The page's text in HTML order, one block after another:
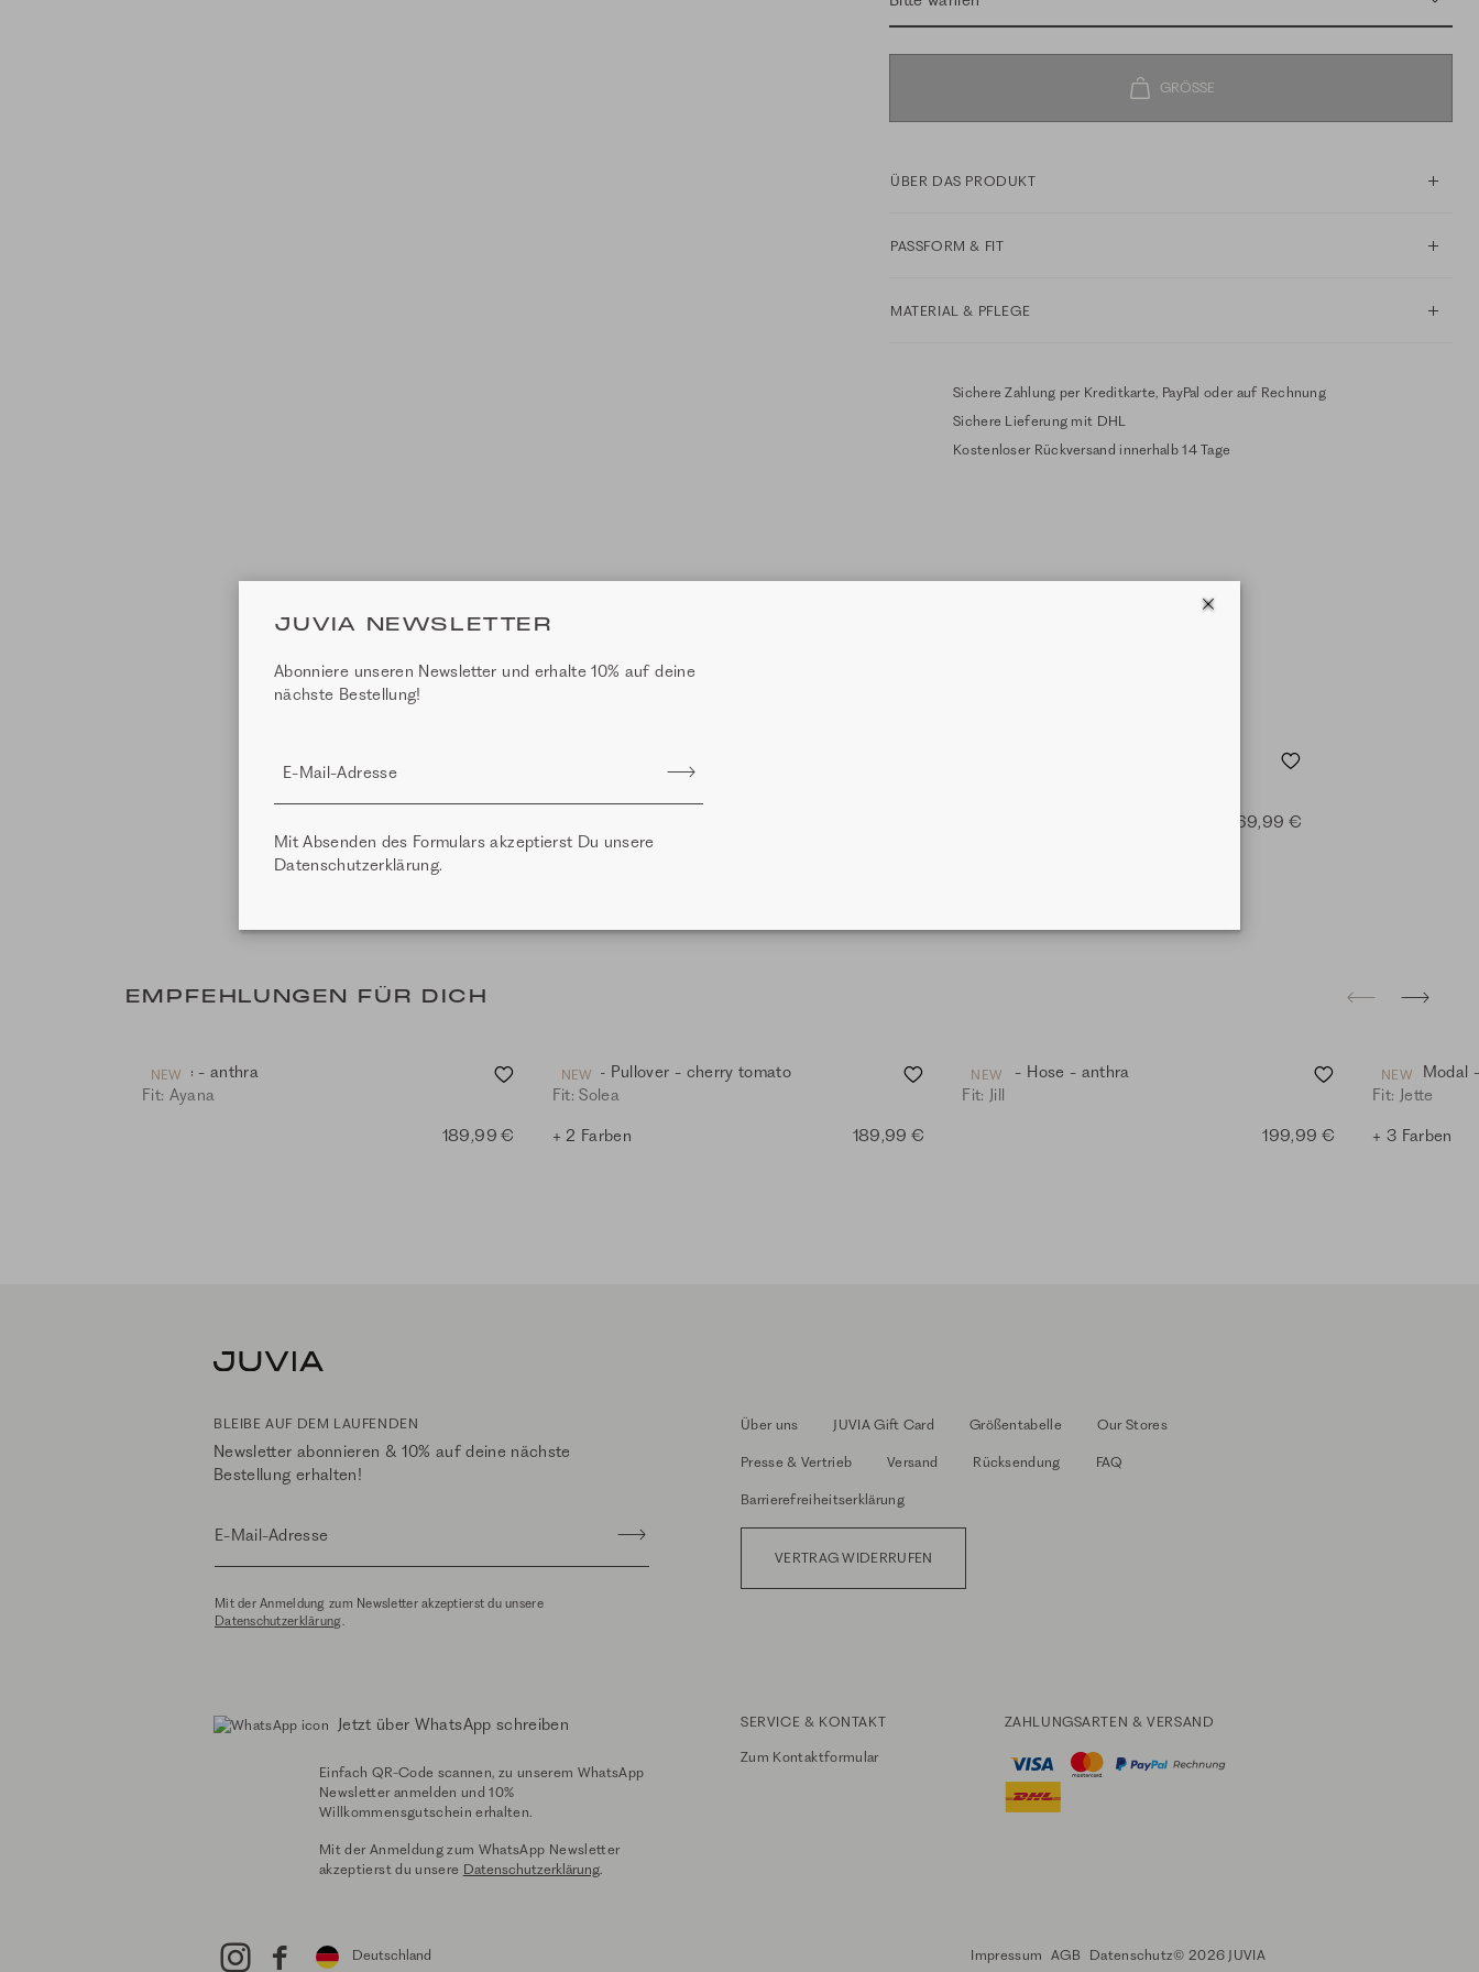
ÜBER DAS PRODUKT
PASSFORM & FIT
MATERIAL & PFLEGE
Sichere Zahlung per Kreditkarte, PayPal oder auf Rechnung
Sichere Lieferung mit DHL
Kostenloser Rückversand innerhalb 14 Tage
169,99 €
EMPFEHLUNGEN FÜR DICH
NEW
Hoodie - anthra
Fit: Ayana
189,99 €
NEW
Strick - Pullover - cherry tomato
Fit: Solea
+ 2 Farben 189,99 €
NEW
Denim - Hose - anthra
Fit: Jill
199,99 €
NEW
Jersey
Fit: Jette
+ 3 Farben
BLEIBE AUF DEM LAUFENDEN
Newsletter abonnieren & 10% auf deine nächste
Bestellung erhalten!
E-Mail-Adresse
Mit der Anmeldung zum Newsletter akzeptierst du unsere
Datenschutzerklärung.
Über uns JUVIA Gift Card Größentabelle Our Stores
Presse & Vertrieb Versand Rücksendung FAQ
Barrierefreiheitserklärung
VERTRAG WIDERRUFEN
Jetzt über WhatsApp schreiben
Einfach QR-Code scannen, zu unserem WhatsApp
Newsletter anmelden und 10%
Willkommensgutschein erhalten.
Mit der Anmeldung zum WhatsApp Newsletter
akzeptierst du unsere Datenschutzerklärung.
SERVICE & KONTAKT
Zum Kontaktformular
ZAHLUNGSARTEN & VERSAND
Deutschland Impressum AGB Datenschutz© 2026 JUVIA
JUVIA NEWSLETTER
Abonniere unseren Newsletter und erhalte 10% auf deine
nächste Bestellung!
E-Mail-Adresse
Mit Absenden des Formulars akzeptierst Du unsere
Datenschutzerklärung.